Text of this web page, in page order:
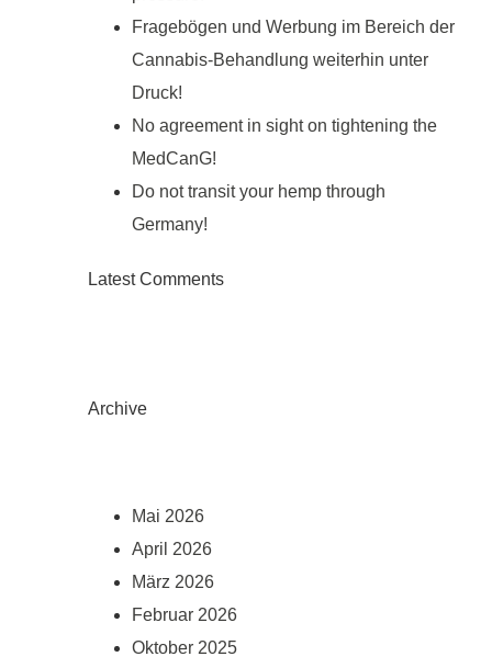
Fragebögen und Werbung im Bereich der
Cannabis-Behandlung weiterhin unter
Druck!
No agreement in sight on tightening the
MedCanG!
Do not transit your hemp through
Germany!
Latest Comments
Archive
Mai 2026
April 2026
März 2026
Februar 2026
Oktober 2025